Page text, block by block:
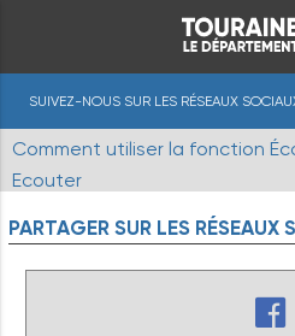
SUIVEZ-NOUS SUR LES RÉSEAUX
Comment utiliser la fonction
Ecouter
PARTAGER SUR LES RÉSEAUX